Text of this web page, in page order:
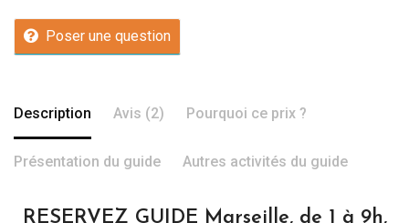
Poser une question
Description Avis (2) Pourquoi ce prix ?
Présentation du guide Autres activités du guide
RESERVEZ GUIDE Marseille, de 1 à 9h,